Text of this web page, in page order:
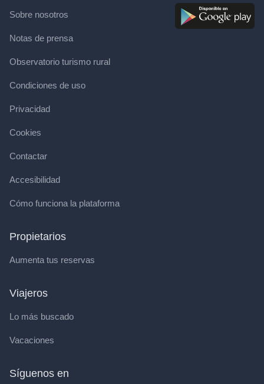
Sobre nosotros
Notas de prensa
Observatorio turismo rural
Condiciones de uso
Privacidad
Cookies
Contactar
Accesibilidad
Cómo funciona la plataforma
Propietarios
Aumenta tus reservas
Viajeros
Lo más buscado
Vacaciones
Síguenos en